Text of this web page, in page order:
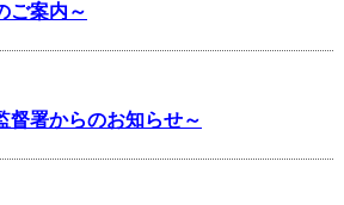
ご案内～
督署からのお知らせ～